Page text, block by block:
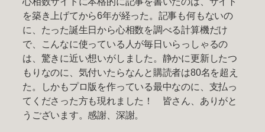
を築き上げてから6年が経った。記事も何もないの
に、たった誕生日から心相数を調べる計算機だけ
で、こんなに使っている人が毎日いらっしゃるの
は、驚きに近い想いがしました。静かに更新したつ
もりなのに、気付いたらなんと購読者は80名を超え
た。しかもプロ版を作っている最中なのに、支払っ
てくださった方も現れました！ 皆さん、ありがと
うございます。感謝、深謝。